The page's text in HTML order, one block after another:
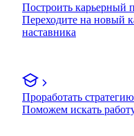
Построить карьерный
Переходите на новый
наставника
Проработать
Поможем искать